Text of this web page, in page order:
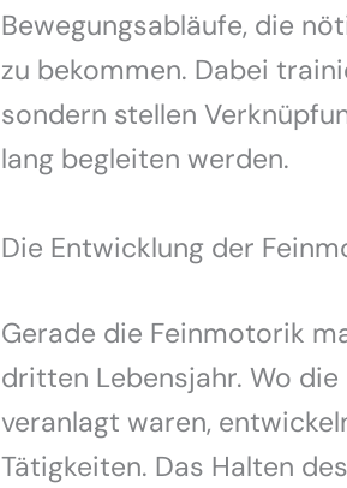
Bewegungsabläufe, die
zu bekommen. Dabei
sondern stellen
lang begleiten werden.
Die Entwicklung der
Gerade die Feinmotorik
dritten Lebensjahr. Wo
veranlagt waren,
Tätigkeiten. Das Halten